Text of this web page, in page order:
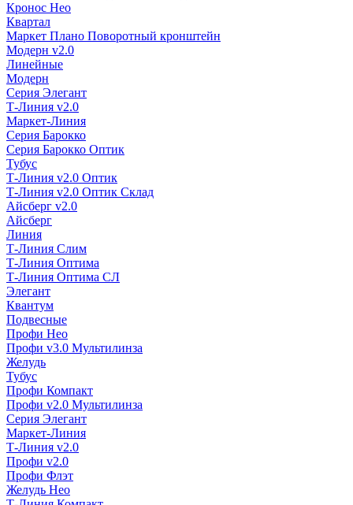
Кронос Нео
Квартал
Маркет Плано Поворотный кронштейн
Модерн v2.0
Линейные
Модерн
Серия Элегант
Т-Линия v2.0
Маркет-Линия
Серия Барокко
Серия Барокко Оптик
Тубус
Т-Линия v2.0 Оптик
Т-Линия v2.0 Оптик Склад
Айсберг v2.0
Айсберг
Линия
Т-Линия Слим
Т-Линия Оптима
Т-Линия Оптима СЛ
Элегант
Квантум
Подвесные
Профи Нео
Профи v3.0 Мультилинза
Желудь
Тубус
Профи Компакт
Профи v2.0 Мультилинза
Серия Элегант
Маркет-Линия
Т-Линия v2.0
Профи v2.0
Профи Флэт
Желудь Нео